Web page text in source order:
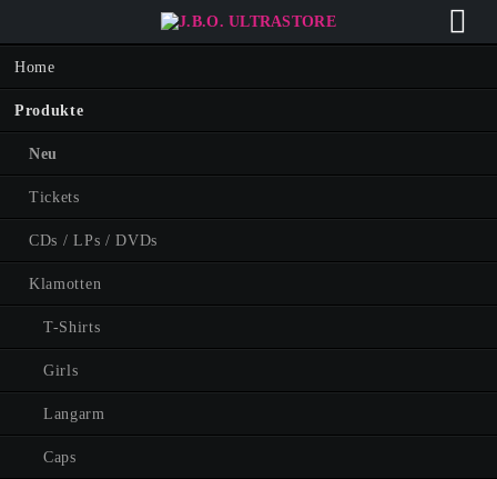
Home
Produkte
Neu
Tickets
CDs / LPs / DVDs
Klamotten
T-Shirts
Girls
Langarm
Caps